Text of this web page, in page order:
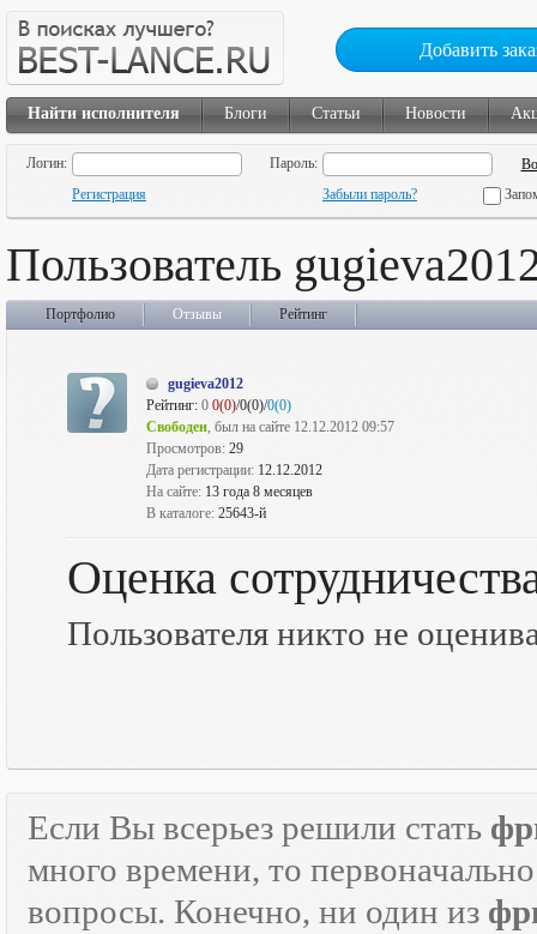
Добавить
Найти исполнителя Блоги Статьи Новости
Логин:
Пароль:
Регистрация
Забыли пароль?
Пользователь
Портфолио Отзывы Рейтинг
gugieva2012
Рейтинг: 0 0(0)/0(0)/0(0)
Свободен, был на сайте 12.12.2012 09:57
Просмотров: 29
Дата регистрации: 12.12.2012
На сайте: 13 года 8 месяцев
В каталоге: 25643-й
Оценка
Пользователя никто не
Если Вы всерьез решили стать
много времени, то
вопросы. Конечно, ни один из